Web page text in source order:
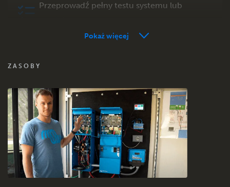
Przeprowadź pełny testu systemu lub
Sprawdź bazę wiedzy społeczności Victron
Ogólne pliki do pobrania i dokumentacja
Pokaż więcej
ZASOBY